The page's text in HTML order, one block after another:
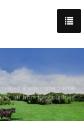
a awesome theme
far from the countries